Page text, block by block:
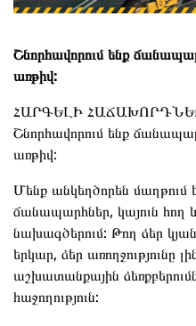
Շնորհավորում ենք
առթիվ:
ՀԱՐԳԵԼԻ
Շնորհավորում ենք
առթիվ:
Մենք անկեղծորեն մաղթում
ճանապարհներ, կայուն հող և
նախագծերում: Թող ձեր
երկար, ձեր առողջությունը
աշխատանքային
հաջողություն: